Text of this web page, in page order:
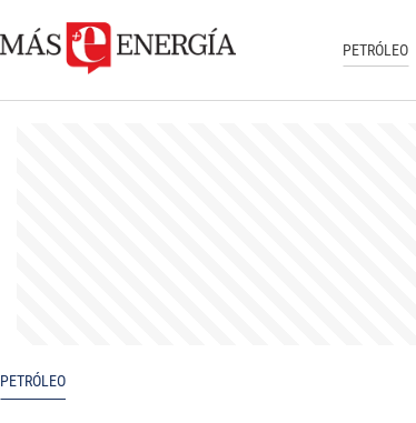
PETRÓLEO
PETRÓLEO